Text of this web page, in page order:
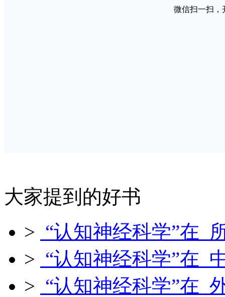
微信扫一扫，
大家提到的好书
> “认知神经科学”在
> “认知神经科学”在
> “认知神经科学”在